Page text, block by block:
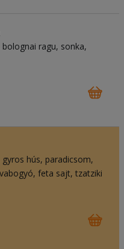
bolognai ragu sonka
gyros hús paradicsom
feta sajt tzatziki